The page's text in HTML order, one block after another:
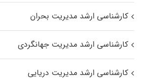
کارشناسی ارشد مدیریت بحران
کارشناسی ارشد مدیریت جهانگردی
کارشناسی ارشد مدیریت دریایی